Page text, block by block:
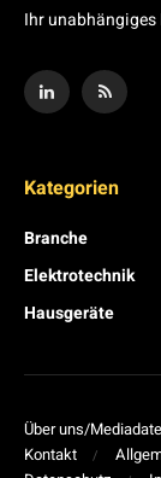
Ihr
Kategorien
Branche
Elektrotechnik
Hausgeräte
Über uns/
Kontakt